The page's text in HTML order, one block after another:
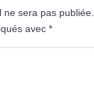
ne sera pas publiée.
avec *